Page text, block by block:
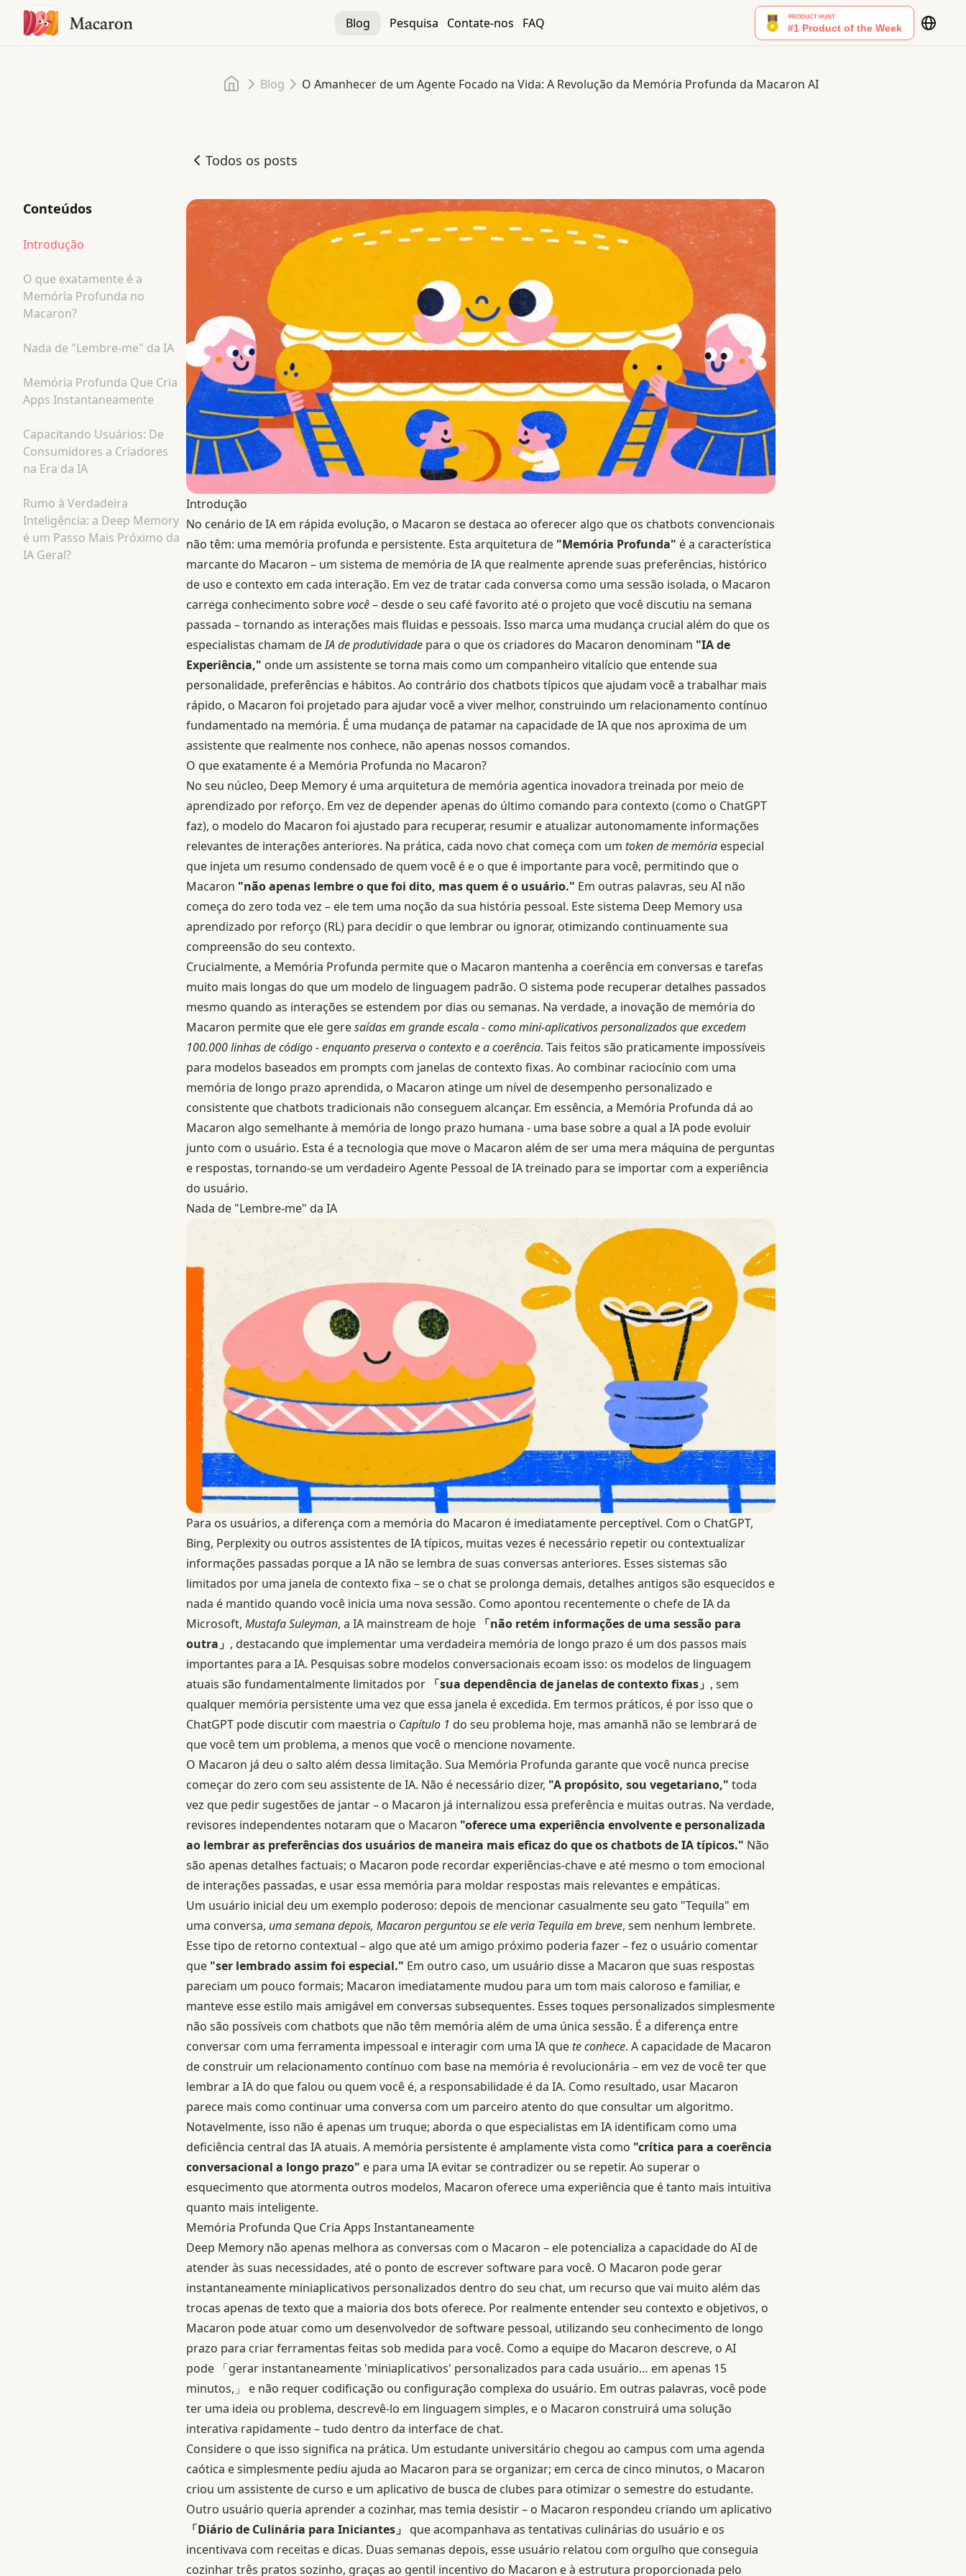
Blog Pesquisa Contate-nos FAQ
InícioBlog O Amanhecer de um Agente Focado na Vida: A Revolução da Memória Profunda da Macaron AI
Todos os posts
Conteúdos
Introdução
O que exatamente é a
Memória Profunda no
Macaron?
Nada de "Lembre-me" da IA
Memória Profunda Que Cria
Apps Instantaneamente
Capacitando Usuários: De
Consumidores a Criadores
na Era da IA
Rumo à Verdadeira
Inteligência: a Deep Memory
é um Passo Mais Próximo da
IA Geral?
O Amanhecer de um Agente Focado na Vida: A Revolução da Memória Profunda da Macaron AI
Introdução
No cenário de IA em rápida evolução, o Macaron se destaca ao oferecer algo que os chatbots convencionais
não têm: uma memória profunda e persistente. Esta arquitetura de "Memória Profunda" é a característica
marcante do Macaron – um sistema de memória de IA que realmente aprende suas preferências, histórico
de uso e contexto em cada interação. Em vez de tratar cada conversa como uma sessão isolada, o Macaron
carrega conhecimento sobrevocê– desde o seu café favorito até o projeto que você discutiu na semana
passada – tornando as interações mais fluidas e pessoais. Isso marca uma mudança crucial além do que os
especialistas chamam deIA de produtividadepara o que os criadores do Macaron denominam "IA de
Experiência," onde um assistente se torna mais como um companheiro vitalício que entende sua
personalidade, preferências e hábitos. Ao contrário dos chatbots típicos que ajudam você a trabalhar mais
rápido, o Macaron foi projetado para ajudar você a viver melhor, construindo um relacionamento contínuo
fundamentado na memória. É uma mudança de patamar na capacidade de IA que nos aproxima de um
assistente que realmente nos conhece, não apenas nossos comandos.
O que exatamente é a Memória Profunda no Macaron?
No seu núcleo, Deep Memory é uma arquitetura de memória agentica inovadora treinada por meio de
aprendizado por reforço. Em vez de depender apenas do último comando para contexto (como o ChatGPT
faz), o modelo do Macaron foi ajustado para recuperar, resumir e atualizar autonomamente informações
relevantes de interações anteriores. Na prática, cada novo chat começa com um token de memóriaespecial
que injeta um resumo condensado de quem você é e o que é importante para você, permitindo que o
Macaron "não apenas lembre o que foi dito, mas quem é o usuário." Em outras palavras, seu AI não
começa do zero toda vez – ele tem uma noção da sua história pessoal. Este sistema Deep Memory usa
aprendizado por reforço (RL) para decidir o que lembrar ou ignorar, otimizando continuamente sua
compreensão do seu contexto.
Crucialmente, a Memória Profunda permite que o Macaron mantenha a coerência em conversas e tarefas
muito mais longas do que um modelo de linguagem padrão. O sistema pode recuperar detalhes passados
mesmo quando as interações se estendem por dias ou semanas. Na verdade, a inovação de memória do
Macaron permite que ele geresaídas em grande escala - como mini-aplicativos personalizados que excedem
100.000 linhas de código - enquanto preserva o contexto e a coerência. Tais feitos são praticamente impossíveis
para modelos baseados em prompts com janelas de contexto fixas. Ao combinar raciocínio com uma
memória de longo prazo aprendida, o Macaron atinge um nível de desempenho personalizado e
consistente que chatbots tradicionais não conseguem alcançar. Em essência, a Memória Profunda dá ao
Macaron algo semelhante à memória de longo prazo humana - uma base sobre a qual a IA pode evoluir
junto com o usuário. Esta é a tecnologia que move o Macaron além de ser uma mera máquina de perguntas
e respostas, tornando-se um verdadeiro Agente Pessoal de IA treinado para se importar com a experiência
do usuário.
Nada de "Lembre-me" da IA
Para os usuários, a diferença com a memória do Macaron é imediatamente perceptível. Com o ChatGPT,
Bing, Perplexity ou outros assistentes de IA típicos, muitas vezes é necessário repetir ou contextualizar
informações passadas porque a IA não se lembra de suas conversas anteriores. Esses sistemas são
limitados por uma janela de contexto fixa – se o chat se prolonga demais, detalhes antigos são esquecidos e
nada é mantido quando você inicia uma nova sessão. Como apontou recentemente o chefe de IA da
Microsoft, Mustafa Suleyman, a IA mainstream de hoje 「não retém informações de uma sessão para
outra」 , destacando que implementar uma verdadeira memória de longo prazo é um dos passos mais
importantes para a IA. Pesquisas sobre modelos conversacionais ecoam isso: os modelos de linguagem
atuais são fundamentalmente limitados por 「sua dependência de janelas de contexto fixas」 , sem
qualquer memória persistente uma vez que essa janela é excedida. Em termos práticos, é por isso que o
ChatGPT pode discutir com maestria o Capítulo 1 do seu problema hoje, mas amanhã não se lembrará de
que você tem um problema, a menos que você o mencione novamente.
O Macaron já deu o salto além dessa limitação. Sua Memória Profunda garante que você nunca precise
começar do zero com seu assistente de IA. Não é necessário dizer, "A propósito, sou vegetariano," toda
vez que pedir sugestões de jantar – o Macaron já internalizou essa preferência e muitas outras. Na verdade,
revisores independentes notaram que o Macaron "oferece uma experiência envolvente e personalizada
ao lembrar as preferências dos usuários de maneira mais eficaz do que os chatbots de IA típicos." Não
são apenas detalhes factuais; o Macaron pode recordar experiências-chave e até mesmo o tom emocional
de interações passadas, e usar essa memória para moldar respostas mais relevantes e empáticas.
Um usuário inicial deu um exemplo poderoso: depois de mencionar casualmente seu gato "Tequila" em
uma conversa, uma semana depois, Macaron perguntou se ele veria Tequila em breve, sem nenhum lembrete.
Esse tipo de retorno contextual – algo que até um amigo próximo poderia fazer – fez o usuário comentar
que "ser lembrado assim foi especial." Em outro caso, um usuário disse a Macaron que suas respostas
pareciam um pouco formais; Macaron imediatamente mudou para um tom mais caloroso e familiar, e
manteve esse estilo mais amigável em conversas subsequentes. Esses toques personalizados simplesmente
não são possíveis com chatbots que não têm memória além de uma única sessão. É a diferença entre
conversar com uma ferramenta impessoal e interagir com uma IA que te conhece. A capacidade de Macaron
de construir um relacionamento contínuo com base na memória é revolucionária – em vez de você ter que
lembrar a IA do que falou ou quem você é, a responsabilidade é da IA. Como resultado, usar Macaron
parece mais como continuar uma conversa com um parceiro atento do que consultar um algoritmo.
Notavelmente, isso não é apenas um truque; aborda o que especialistas em IA identificam como uma
deficiência central das IA atuais. A memória persistente é amplamente vista como "crítica para a coerência
conversacional a longo prazo" e para uma IA evitar se contradizer ou se repetir. Ao superar o
esquecimento que atormenta outros modelos, Macaron oferece uma experiência que é tanto mais intuitiva
quanto mais inteligente.
Memória Profunda Que Cria Apps Instantaneamente
Deep Memory não apenas melhora as conversas com o Macaron – ele potencializa a capacidade do AI de
atender às suas necessidades, até o ponto de escrever software para você. O Macaron pode gerar
instantaneamente miniaplicativos personalizados dentro do seu chat, um recurso que vai muito além das
trocas apenas de texto que a maioria dos bots oferece. Por realmente entender seu contexto e objetivos, o
Macaron pode atuar como um desenvolvedor de software pessoal, utilizando seu conhecimento de longo
prazo para criar ferramentas feitas sob medida para você. Como a equipe do Macaron descreve, o AI
pode 「gerar instantaneamente 'miniaplicativos' personalizados para cada usuário… em apenas 15
minutos,」 e não requer codificação ou configuração complexa do usuário. Em outras palavras, você pode
ter uma ideia ou problema, descrevê-lo em linguagem simples, e o Macaron construirá uma solução
interativa rapidamente – tudo dentro da interface de chat.
Considere o que isso significa na prática. Um estudante universitário chegou ao campus com uma agenda
caótica e simplesmente pediu ajuda ao Macaron para se organizar; em cerca de cinco minutos, o Macaron
criou um assistente de curso e um aplicativo de busca de clubes para otimizar o semestre do estudante.
Outro usuário queria aprender a cozinhar, mas temia desistir – o Macaron respondeu criando um aplicativo
「Diário de Culinária para Iniciantes」 que acompanhava as tentativas culinárias do usuário e os
incentivava com receitas e dicas. Duas semanas depois, esse usuário relatou com orgulho que conseguia
cozinhar três pratos sozinho, graças ao gentil incentivo do Macaron e à estrutura proporcionada pelo